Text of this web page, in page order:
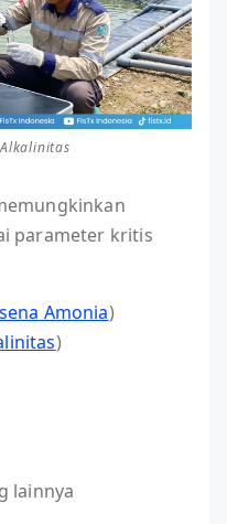
parameter kritis
Amonia)
)
lainnya